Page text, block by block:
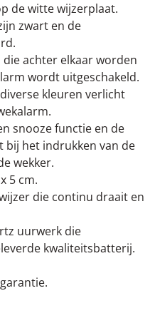
de witte wijzerplaat.
zwart en de
achter elkaar worden
wordt uitgeschakeld.
kleuren verlicht
snooze functie en de
bij het indrukken van de
wekker.
5 cm.
die continu draait en
uurwerk die
kwaliteitsbatterij.